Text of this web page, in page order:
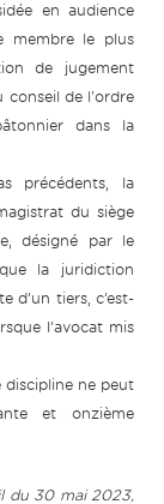
en audience
membre le plus
de jugement
conseil de l'ordre
dans la
précédents, la
du siège
désigné par le
la juridiction
d’un tiers, c’est-
l’avocat mis
ne peut
et onzième
du 30 mai 2023,